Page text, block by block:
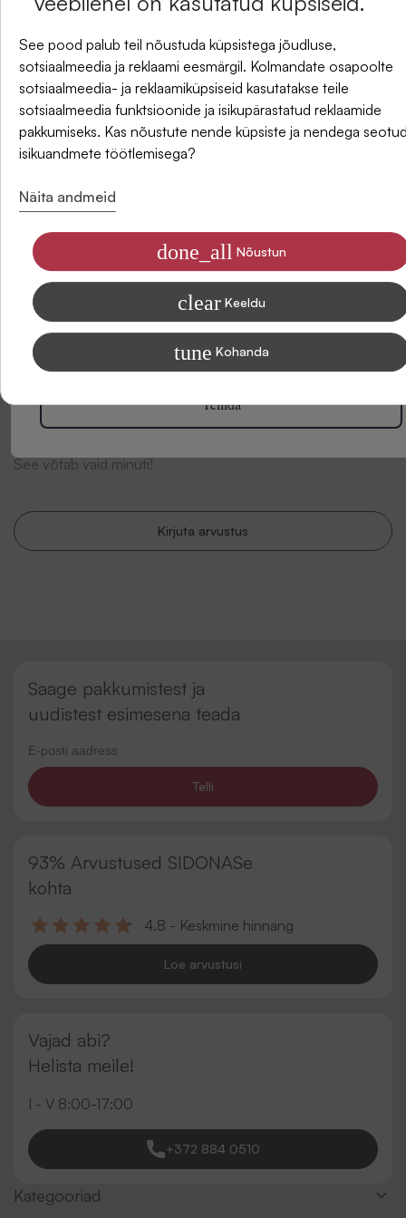
Kohaletoimetamise viisid
Arvustused
Olge esimene, kes sellele tootele arvustuse annab. Teie
otsustada.
See võtab vaid minuti!
Kirjuta arvustus
Saage pakkumistest ja
uudistest esimesena teada
Telli
93% Arvustused SIDONASe
kohta
4.8 - Keskmine hinnang
Loe arvustusi
Vajad abi?
Helista meile!
I - V 8:00-17:00
+372 884 0510
Kategooriad
UUDISKIRI
ja saate -5% allahindlust oma esimesest tellimusest.
E-post
Olen nõus saama SIDONASE uudiseid e-posti
Teavet selle kohta, kuidas me andmeid turunduslikel eesmärkidel
Tellida
See pood palub teil nõustuda küpsistega jõudluse,
sotsiaalmeedia ja reklaami eesmärgil. Kolmandate osapoolte
sotsiaalmeedia- ja reklaamiküpsiseid kasutatakse teile
sotsiaalmeedia funktsioonide ja isikupärastatud reklaamide
pakkumiseks. Kas nõustute nende küpsiste ja nendega
isikuandmete töötlemisega?
Näita andmeid
done_all Nõustun
clear Keeldu
tune Kohanda